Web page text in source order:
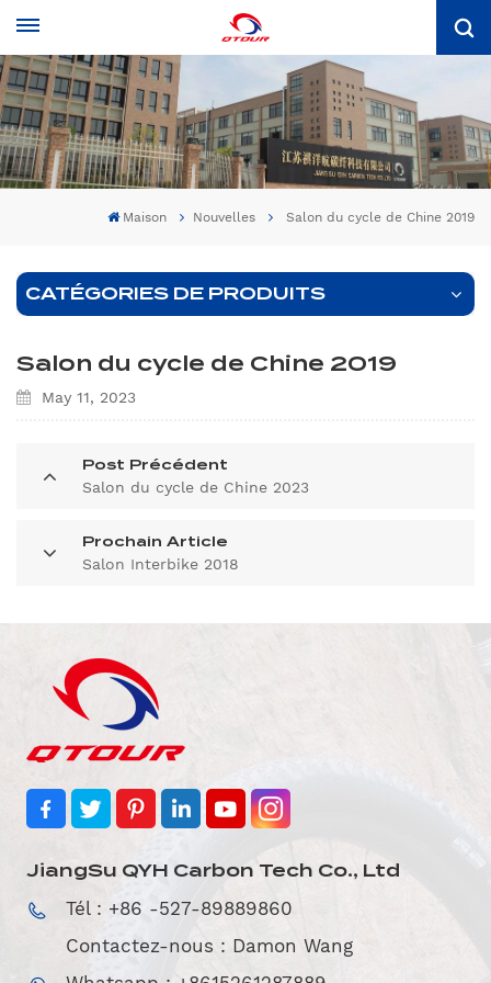
Maison Nouvelles Salon du cycle de Chine 2019
CATÉGORIES DE PRODUITS
Salon du cycle de Chine 2019
May 11, 2023
Post Précédent
Salon du cycle de Chine 2023
Prochain Article
Salon Interbike 2018
JiangSu QYH Carbon Tech Co., Ltd
Tél : +86 -527-89889860
Contactez-nous : Damon Wang